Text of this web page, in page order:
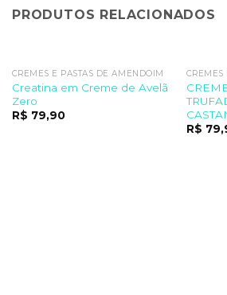
PRODUTOS RELACIONADOS
CREMES E PASTAS DE AMENDOIM
Creatina em Creme de Avelã
Zero
R$ 79,90
CREMES
R$